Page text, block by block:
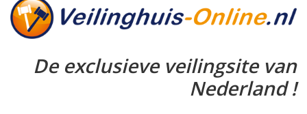
De exclusieve veilingsite van
Nederland !